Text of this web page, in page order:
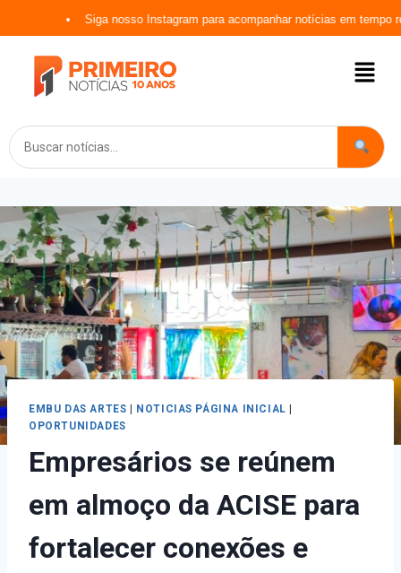
Siga nosso Instagram para acompanhar notícias em tempo real
EMBU DAS ARTES NOTICIAS PÁGINA INICIAL
OPORTUNIDADES
Empresários se reúnem
em almoço da ACISE para
fortalecer conexões e